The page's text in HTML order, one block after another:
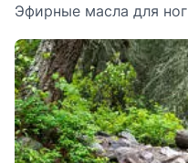
Эфирные масла для ног